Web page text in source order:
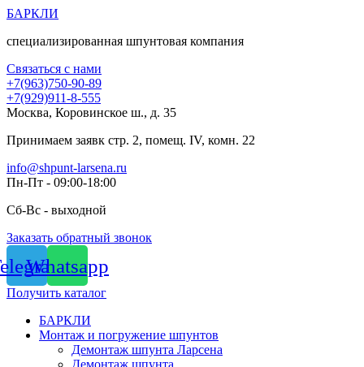
Перейти
содержимому
БАРКЛИ
специализированная шпунтовая компания
Связаться с нами
+7(963)750-90-89
+7(929)911-8-555
Москва, Коровинское ш., д. 35
Принимаем заявк стр. 2, помещ. IV, комн. 22
info@shpunt-larsena.ru
Пн-Пт - 09:00-18:00
Сб-Вс - выходной
Заказать обратный звонок
Whatsapp
Получить каталог
БАРКЛИ
Монтаж и погружение шпунтов
Демонтаж шпунта Ларсена
Демонтаж шпунта